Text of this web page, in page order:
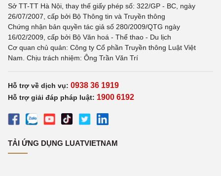
Sở TT-TT Hà Nội, thay thế giấy phép số: 322/GP - BC, ngày
26/07/2007, cấp bởi Bộ Thông tin và Truyền thông
Chứng nhận bản quyền tác giả số 280/2009/QTG ngày
16/02/2009, cấp bởi Bộ Văn hoá - Thể thao - Du lịch
Cơ quan chủ quản: Công ty Cổ phần Truyền thông Luật Việt
Nam. Chịu trách nhiệm: Ông Trần Văn Trí
Hỗ trợ về dịch vụ: 0938 36 1919
Hỗ trợ giải đáp pháp luật: 1900 6192
TẢI ỨNG DỤNG LUATVIETNAM